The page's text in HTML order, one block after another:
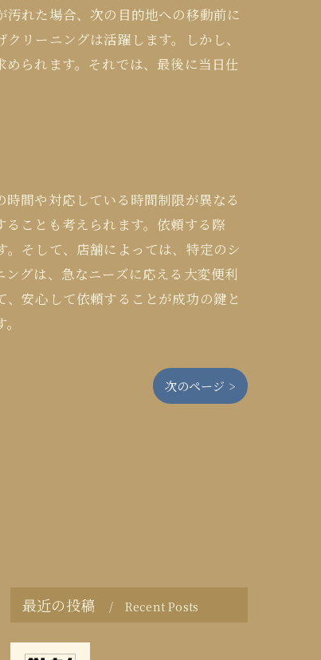
れた場合、次の目的地への移動前に
リーニングは活躍します。しかし、
られます。それでは、最後に当日仕
間や対応している時間制限が異なる
ことも考えられます。依頼する際
そして、店舗によっては、特定のシ
グは、急なニーズに応える大変便利
安心して依頼することが成功の鍵と
次のページ >
最近の投稿 Recent Posts